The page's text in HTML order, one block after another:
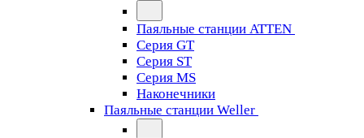
Паяльные станции ATTEN
Серия GT
Серия ST
Серия MS
Наконечники
Паяльные станции Weller